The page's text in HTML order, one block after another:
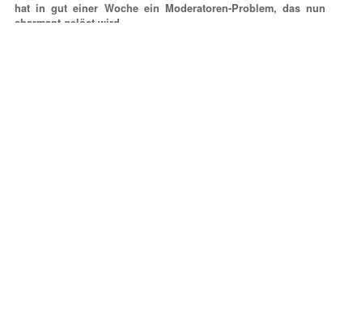
hat in gut einer Woche ein Moderatoren-Problem, das nun
charmant gelöst wird.